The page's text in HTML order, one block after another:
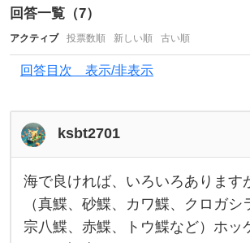
ざ
ま
だ
思
い
ま
す
が
、
回答一覧（7）
アクティブ 投票数順 新しい順 古い順
回答目次 表示/非表示
ksbt2701
海
で
良
け
海で良ければ、いろいろあります
（真鰈、砂鰈、カワ鰈、クロガシ
宗八鰈、赤鰈、トウ鰈など）ホッ